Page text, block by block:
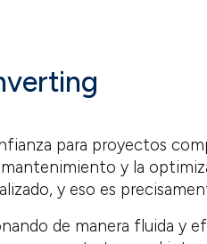
para proyectos
y la
y eso es
de manera fluida y